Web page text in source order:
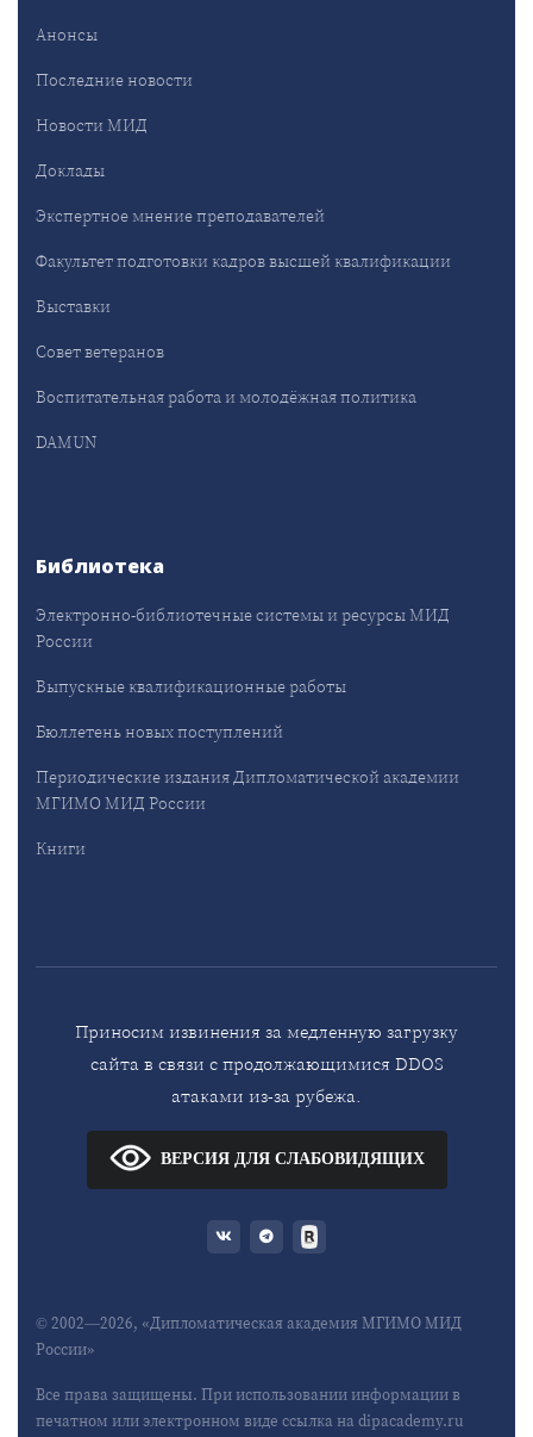
Анонсы
Последние новости
Новости МИД
Доклады
Экспертное мнение преподавателей
Факультет подготовки кадров высшей квалификации
Выставки
Совет ветеранов
Воспитательная работа и молодёжная политика
DAMUN
Библиотека
Электронно-библиотечные системы и ресурсы МИД
России
Выпускные квалификационные работы
Бюллетень новых поступлений
Периодические издания Дипломатической академии
МГИМО МИД России
Книги
Приносим извинения за медленную загрузку
сайта в связи с продолжающимися DDOS
атаками из-за рубежа.
ВЕРСИЯ ДЛЯ СЛАБОВИДЯЩИХ
© 2002—2026, «Дипломатическая академия МГИМО МИД
России»
Все права защищены. При использовании информации в
печатном или электронном виде ссылка на dipacademy.ru